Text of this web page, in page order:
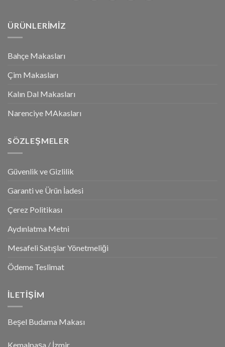
ÜRÜNLERİMİZ
Bahçe Makasları
Çim Makasları
Kalın Dal Makasları
Narenciye MAkasları
SÖZLEŞMELER
Güvenlik ve Gizlilik
Garanti ve Ürün İadesi
Çerez Politikası
Aydınlatma Metni
Mesafeli Satışlar Yönetmeliği
Ödeme Teslimat
İLETİŞİM
Beşel Budama Makası
Kemalpaşa / İzmir